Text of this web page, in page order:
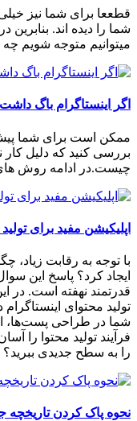
قطععا برای شما نیز
شما را دیده اند. بنابرین
میتوانیم متوجه شویم
اگر اینستاگرام باگ
ممکن است برای شما پیش
بررسی کنید که دلیل کار
چیست.در ادامه روش
اپلیکیشن مفید برای تولید
با توجه به رقابت
ایجاد کرد؟ پاسخ این
شما در طراحی پست‌ها،
فرآیند تولید محتوا را
را به سطح جدیدی ببرید؟
نحوه پاک کردن تاریخچه